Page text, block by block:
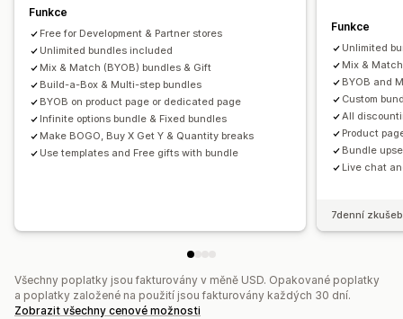
Pevné nacenění
Cenové hladiny množství
Slevy Množstevní slevy
Paušální slevy
Procentuální slevy
Doprava zdarma
BOGO
Hromadné nacenění
Velkoobchodní ceny Dynamické nacenění Vlastní nacenění
Funkce
Free for Development & Partner stores
Unlimited bundles included
Mix & Match (BYOB) bundles & Gift
Build-a-Box & Multi-step bundles
BYOB on product page or dedicated page
Infinite options bundle & Fixed bundles
Make BOGO, Buy X Get Y & Quantity breaks
Use templates and Free gifts with bundle
Funkce
Unlimited
Mix &
BYOB and
Custom
All
Product
Bundle
Live chat
7denní
Všechny poplatky jsou fakturovány v měně USD. Opakované poplatky
a poplatky založené na použití jsou fakturovány každých 30 dní.
Zobrazit všechny cenové možnosti